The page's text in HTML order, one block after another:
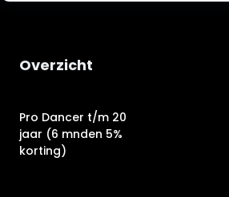
Overzicht
Pro Dancer t/m 20
jaar (6 mnden 5%
korting)